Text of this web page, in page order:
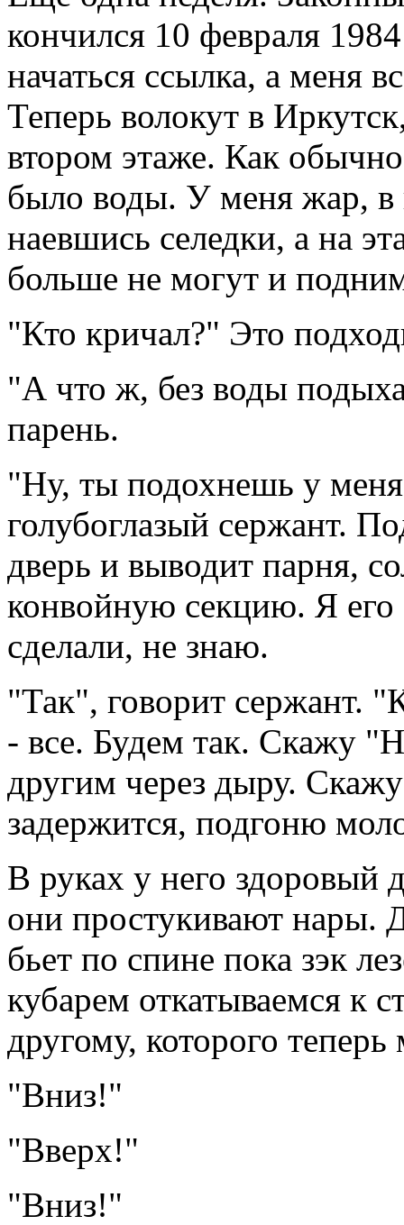
кончился 10 февраля
начаться ссылка, а меня
Теперь волокут в
втором этаже. Как
было воды. У меня жар, в
наевшись селедки, а на
больше не могут и
"Кто кричал?" Это
"А что ж, без воды
парень.
"Ну, ты подохнешь у меня
голубоглазый сержант.
дверь и выводит парня,
конвойную секцию. Я
сделали, не знаю.
"Так", говорит сержант.
- все. Будем так. Скажу
другим через дыру.
задержится, подгоню
В руках у него здоровый
они простукивают нары.
бьет по спине пока зэк
кубарем откатываемся к
другому, которого
"Вниз!"
"Вверх!"
"Вниз!"